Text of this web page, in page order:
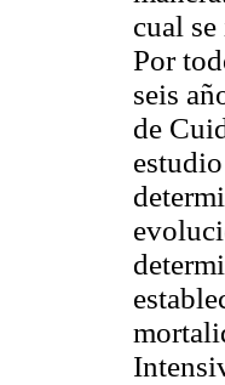
cual
Por
seis
de